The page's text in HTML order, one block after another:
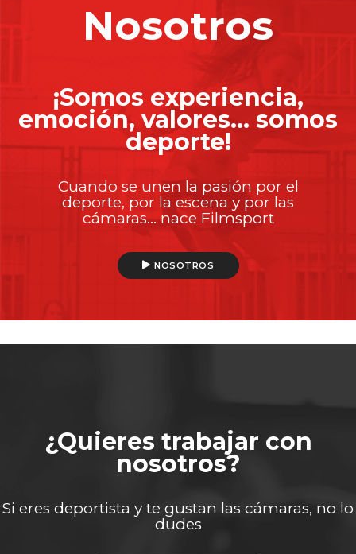
Nosotros
¡Somos experiencia,
emoción, valores… somos
deporte!
Cuando se unen la pasión por el
deporte, por la escena y por las
cámaras… nace Filmsport
NOSOTROS
¿Quieres trabajar con
nosotros?
Si eres deportista y te gustan las cámaras, no lo
dudes